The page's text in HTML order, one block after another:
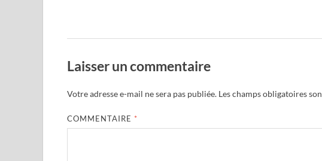
Laisser un commentaire
Votre adresse e-mail ne sera pas publiée. Les champs obligatoires
COMMENTAIRE *